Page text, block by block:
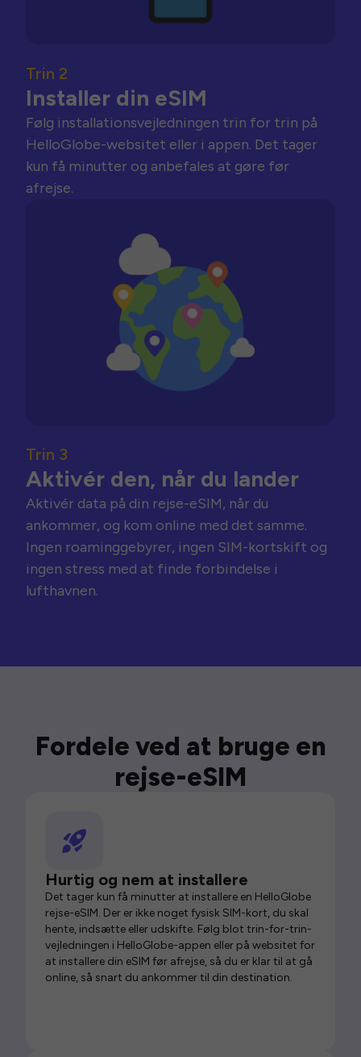
Trin 2
Installer din eSIM
Følg installationsvejledningen trin for trin på
HelloGlobe-websitet eller i appen. Det tager
kun få minutter og anbefales at gøre før
afrejse.
Trin 3
Aktivér den, når du lander
Aktivér data på din rejse-eSIM, når du
ankommer, og kom online med det samme.
Ingen roaminggebyrer, ingen SIM-kortskift og
ingen stress med at finde forbindelse i
lufthavnen.
Fordele ved at bruge en
rejse-eSIM
Hurtig og nem at installere
Det tager kun få minutter at installere en HelloGlobe
rejse-eSIM. Der er ikke noget fysisk SIM-kort, du skal
hente, indsætte eller udskifte. Følg blot trin-for-trin-
vejledningen i HelloGlobe-appen eller på websitet for
at installere din eSIM før afrejse, så du er klar til at gå
online, så snart du ankommer til din destination.